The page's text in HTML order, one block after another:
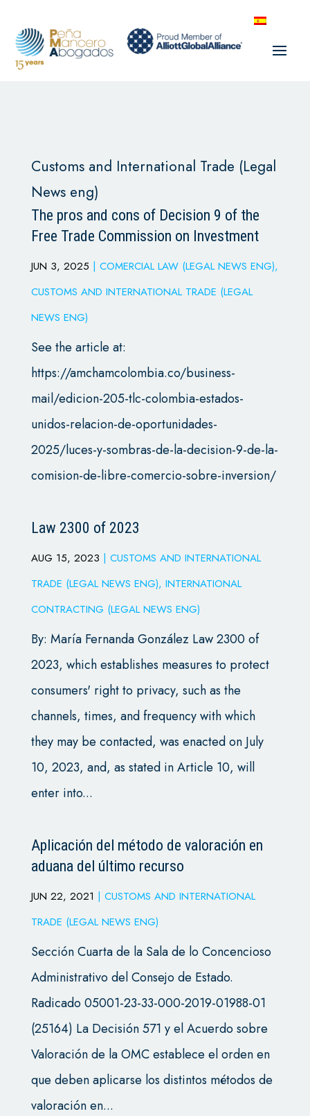
Customs and International Trade (Legal
News eng)
The pros and cons of Decision 9 of the
Free Trade Commission on Investment
JUN 3, 2025 | COMERCIAL LAW (LEGAL NEWS ENG),
CUSTOMS AND INTERNATIONAL TRADE (LEGAL
NEWS ENG)
See the article at:
https://amchamcolombia.co/business-
mail/edicion-205-tlc-colombia-estados-
unidos-relacion-de-oportunidades-
2025/luces-y-sombras-de-la-decision-9-de-la-
comision-de-libre-comercio-sobre-inversion/
Law 2300 of 2023
AUG 15, 2023 | CUSTOMS AND INTERNATIONAL
TRADE (LEGAL NEWS ENG), INTERNATIONAL
CONTRACTING (LEGAL NEWS ENG)
By: María Fernanda González Law 2300 of
2023, which establishes measures to protect
consumers' right to privacy, such as the
channels, times, and frequency with which
they may be contacted, was enacted on July
10, 2023, and, as stated in Article 10, will
enter into...
Aplicación del método de valoración en
aduana del último recurso
JUN 22, 2021 | CUSTOMS AND INTERNATIONAL
TRADE (LEGAL NEWS ENG)
Sección Cuarta de la Sala de lo Concencioso
Administrativo del Consejo de Estado.
Radicado 05001-23-33-000-2019-01988-01
(25164) La Decisión 571 y el Acuerdo sobre
Valoración de la OMC establece el orden en
que deben aplicarse los distintos métodos de
valoración en...